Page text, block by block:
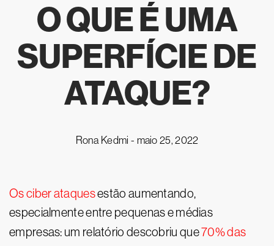
O QUE É UMA
SUPERFÍCIE DE
ATAQUE?
Rona Kedmi - maio 25, 2022
Os ciber ataquesestão aumentando,
especialmente entre pequenas e médias
empresas: um relatório descobriu que70% das